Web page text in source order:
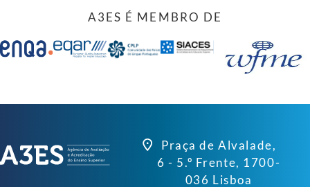
A3ES É MEMBRO DE
Praça de Alvalade,
6 - 5.º Frente, 1700-
036 Lisboa